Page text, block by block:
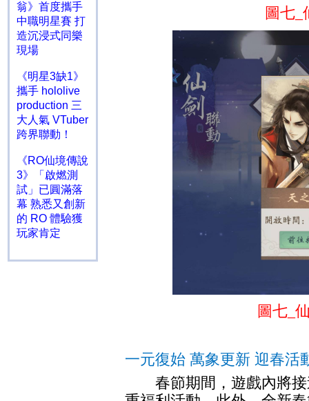
翁》首度攜手
中職明星賽 打
造沉浸式同樂
現場
《明星3缺1》
攜手 hololive
production 三
大人氣 VTuber
跨界聯動！
《RO仙境傳說
3》「啟燃測
試」已圓滿落
幕 熟悉又創新
的 RO 體驗獲
玩家肯定
圖七_
圖七_
一元復始 萬象更新 迎春活
春節期間，遊戲內將接